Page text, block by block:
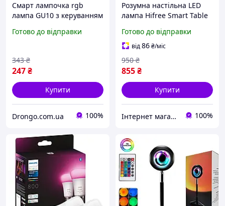
Cмарт лампочка rgb
лампа GU10 з керуванням
Готово до відправки
247₴
343 ₴
Купити
Drongo.com.ua 100%
Розумна настільна LED
лампа Hifree Smart Table
керуванням через
додаток та Voice Control
Готово до відправки
від86₴/міс
855₴
950 ₴
Купити
Інтернет магазин "ЄВРО Shop" 100%